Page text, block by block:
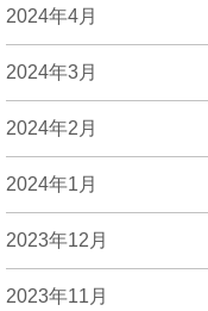
2024年4月
2024年3月
2024年2月
2024年1月
2023年12月
2023年11月